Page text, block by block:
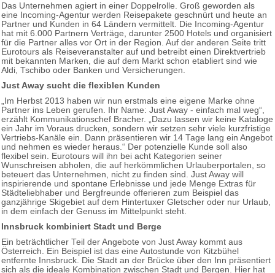
Das Unternehmen agiert in einer Doppelrolle. Groß geworden als
eine Incoming-Agentur werden Reisepakete geschnürt und heute an
Partner und Kunden in 64 Ländern vermittelt. Die Incoming-Agentur
hat mit 6.000 Partnern Verträge, darunter 2500 Hotels und organisiert
für die Partner alles vor Ort in der Region. Auf der anderen Seite tritt
Eurotours als Reiseveranstalter auf und betreibt einen Direktvertrieb
mit bekannten Marken, die auf dem Markt schon etabliert sind wie
Aldi, Tschibo oder Banken und Versicherungen.
Just Away sucht die flexiblen Kunden
„Im Herbst 2013 haben wir nun erstmals eine eigene Marke ohne
Partner ins Leben gerufen. Ihr Name: Just Away - einfach mal weg“,
erzählt Kommunikationschef Bracher. „Dazu lassen wir keine Kataloge
ein Jahr im Voraus drucken, sondern wir setzen sehr viele kurzfristige
Vertriebs-Kanäle ein. Dann präsentieren wir 14 Tage lang ein Angebot
und nehmen es wieder heraus.“ Der potenzielle Kunde soll also
flexibel sein. Eurotours will ihn bei acht Kategorien seiner
Wunschreisen abholen, die auf herkömmlichen Urlauberportalen, so
beteuert das Unternehmen, nicht zu finden sind. Just Away will
inspirierende und spontane Erlebnisse und jede Menge Extras für
Städteliebhaber und Bergfreunde offerieren zum Beispiel das
ganzjährige Skigebiet auf dem Hintertuxer Gletscher oder nur Urlaub,
in dem einfach der Genuss im Mittelpunkt steht.
Innsbruck kombiniert Stadt und Berge
Ein beträchtlicher Teil der Angebote von Just Away kommt aus
Österreich. Ein Beispiel ist das eine Autostunde von Kitzbühel
entfernte Innsbruck. Die Stadt an der Brücke über den Inn präsentiert
sich als die ideale Kombination zwischen Stadt und Bergen. Hier hat